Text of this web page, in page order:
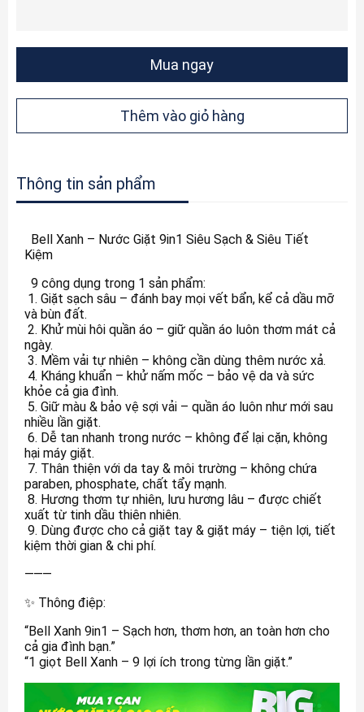
Mua ngay
Thêm vào giỏ hàng
Thông tin sản phẩm
Bell Xanh – Nước Giặt 9in1 Siêu Sạch & Siêu Tiết
Kiệm
9 công dụng trong 1 sản phẩm:
1. Giặt sạch sâu – đánh bay mọi vết bẩn, kể cả dầu mỡ
và bùn đất.
2. Khử mùi hôi quần áo – giữ quần áo luôn thơm mát cả
ngày.
3. Mềm vải tự nhiên – không cần dùng thêm nước xả.
4. Kháng khuẩn – khử nấm mốc – bảo vệ da và sức
khỏe cả gia đình.
5. Giữ màu & bảo vệ sợi vải – quần áo luôn như mới sau
nhiều lần giặt.
6. Dễ tan nhanh trong nước – không để lại cặn, không
hại máy giặt.
7. Thân thiện với da tay & môi trường – không chứa
paraben, phosphate, chất tẩy mạnh.
8. Hương thơm tự nhiên, lưu hương lâu – được chiết
xuất từ tinh dầu thiên nhiên.
9. Dùng được cho cả giặt tay & giặt máy – tiện lợi, tiết
kiệm thời gian & chi phí.
⸻
✨ Thông điệp:
“Bell Xanh 9in1 – Sạch hơn, thơm hơn, an toàn hơn cho
cả gia đình bạn.”
“1 giọt Bell Xanh – 9 lợi ích trong từng lần giặt.”